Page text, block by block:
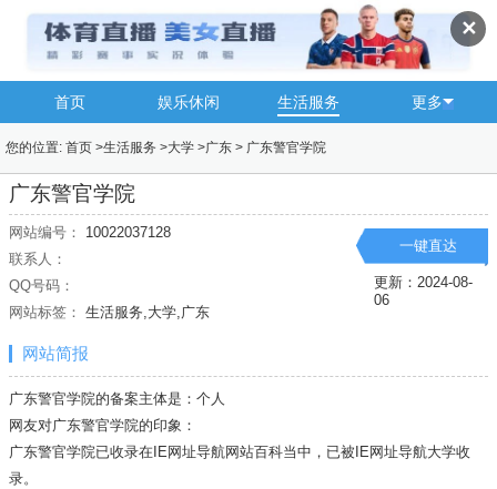
✕
首页 娱乐休闲 生活服务 更多
您的位置: 首页 >生活服务 >大学 >广东 > 广东警官学院
广东警官学院
网站编号：
10022037128
联系人：
QQ号码：
网站标签： 生活服务,大学,广东
一键直达
更新：2024-08-
06
网站简报
广东警官学院的备案主体是：个人
网友对广东警官学院的印象：
广东警官学院已收录在IE网址导航网站百科当中，已被IE网址导航大学收
录。